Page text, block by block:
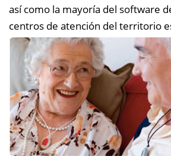
así como la mayoría del software
centros de atención del territorio